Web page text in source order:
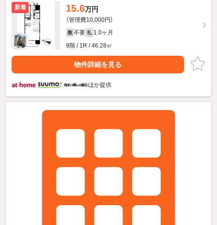
新着 15.6万円
（管理費10,000円）
敷 不要 礼 1.0ヶ月
9階 / 1R / 46.28㎡
物件詳細を見る
ほか提供